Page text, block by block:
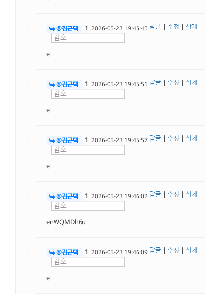
@김근택 1 2026-05-23 19:45:45
e
답글 수정 삭제
@김근택 1 2026-05-23 19:45:51
e
답글 수정 삭제
@김근택 1 2026-05-23 19:45:57
e
답글 수정 삭제
@김근택 1 2026-05-23 19:46:02
enWQMDh6u
답글 수정 삭제
@김근택 1 2026-05-23 19:46:09
e
답글 수정 삭제